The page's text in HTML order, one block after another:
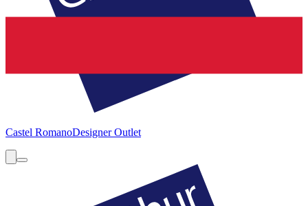
Castel RomanoDesigner Outlet